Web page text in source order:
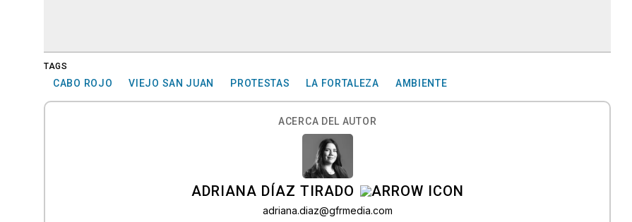
TAGS
CABO ROJO VIEJO SAN JUAN PROTESTAS LA FORTALEZA AMBIENTE
ACERCA DEL AUTOR
ADRIANA DÍAZ TIRADO
adriana.diaz@gfrmedia.com